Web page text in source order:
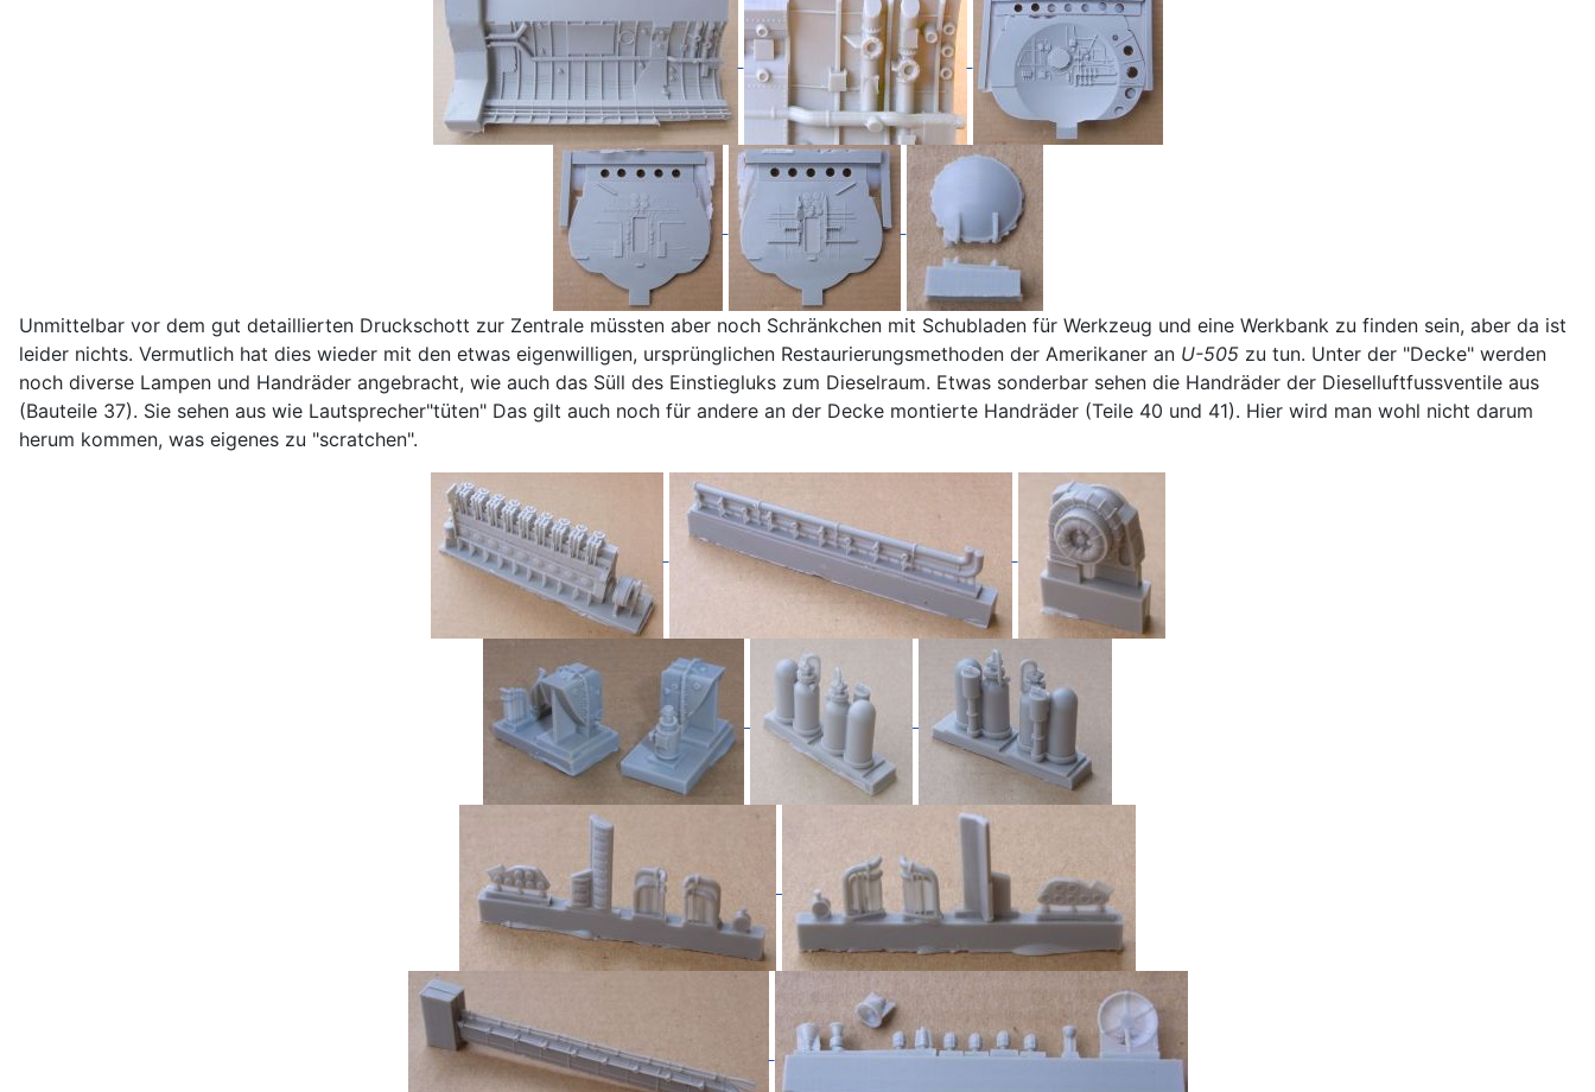
Unmittelbar vor dem gut detaillierten Druckschott zur Zentrale müssten aber noch Schränkchen mit Schubladen für Werkzeug und eine Werkbank zu finden sein, aber da ist
leider nichts. Vermutlich hat dies wieder mit den etwas eigenwilligen, ursprünglichen Restaurierungsmethoden der Amerikaner an U-505 zu tun. Unter der "Decke" werden
noch diverse Lampen und Handräder angebracht, wie auch das Süll des Einstiegluks zum Dieselraum. Etwas sonderbar sehen die Handräder der Dieselluftfussventile aus
(Bauteile 37). Sie sehen aus wie Lautsprecher"tüten" Das gilt auch noch für andere an der Decke montierte Handräder (Teile 40 und 41). Hier wird man wohl nicht darum
herum kommen, was eigenes zu "scratchen".